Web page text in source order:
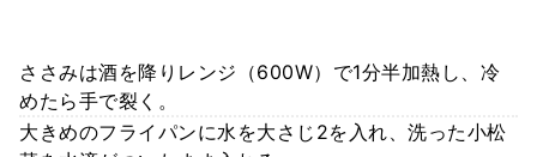
ささみは酒を降りレンジ（600W）で1分半加熱し、冷
めたら手で裂く。
大きめのフライパンに水を大さじ2を入れ、洗った小松